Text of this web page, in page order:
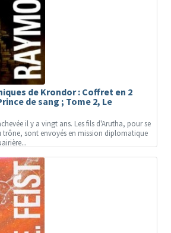
de Krondor : Coffret en 2
de sang ; Tome 2, Le
il y a vingt ans. Les fils d'Arutha, pour se
trône, sont envoyés en mission diplomatique